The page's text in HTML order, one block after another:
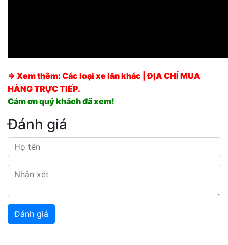
⇒ Xem thêm: Các loại xe lănkhác | ĐỊA CHỈ MUA
HÀNG TRỰC TIẾP.
Cám ơn quý khách đã xem!
Đánh giá